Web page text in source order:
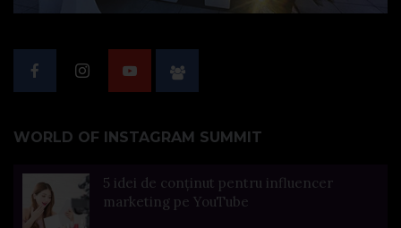
WORLD OF INSTAGRAM SUMMIT
5 idei de conținut pentru influencer
marketing pe YouTube